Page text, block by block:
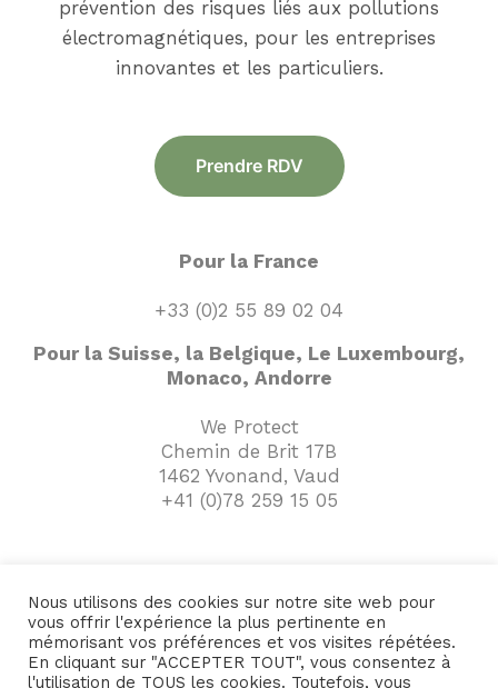
prévention des risques liés aux pollutions
électromagnétiques, pour les entreprises
innovantes et les particuliers.
Prendre RDV
Pour la France
+33 (0)2 55 89 02 04
Pour la Suisse, la Belgique, Le Luxembourg,
Monaco, Andorre
We Protect
Chemin de Brit 17B
1462 Yvonand, Vaud
+41 (0)78 259 15 05
A propos de
© 2026 We Protect - Tous
Nous utilisons des cookies sur notre site web pour
vous offrir l'expérience la plus pertinente en
mémorisant vos préférences et vos visites répétées.
En cliquant sur "ACCEPTER TOUT", vous consentez à
l'utilisation de TOUS les cookies. Toutefois, vous